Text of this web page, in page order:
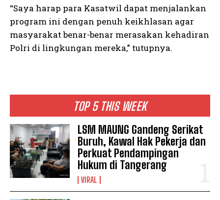
TOP 5 THIS WEEK
LSM MAUNG Gandeng Serikat
Buruh, Kawal Hak Pekerja dan
Perkuat Pendampingan
Hukum di Tangerang
VIRAL
“Saya harap para Kasatwil dapat menjalankan
program ini dengan penuh keikhlasan agar
masyarakat benar-benar merasakan kehadiran
Polri di lingkungan mereka,” tutupnya.